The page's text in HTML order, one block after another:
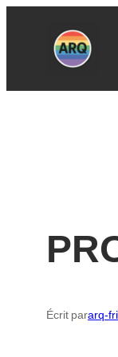
contenu
Écrit pararq-